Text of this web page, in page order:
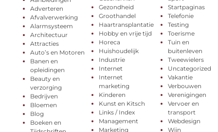
Adverteren
Afvalverwerking
Alarmsysteem
Architectuur
Attracties
Auto’s en Motoren
Banen en
opleidingen
Beauty en
verzorging
Bedrijven
Bloemen
Blog
Boeken en
Gezondheid
Groothandel
Haartransplantatie
Hobby en vrije tijd
Horeca
Huishoudelijk
Industrie
Internet
Internet
marketing
Kinderen
Kunst en Kitsch
Links / Index
Management
Marketing
Startpaginas
Telefonie
Testing
Toerisme
Tuin en
buitenleven
Tweewielers
Uncategorized
Vakantie
Verbouwen
Verenigingen
Vervoer en
transport
Webdesign
Wijn